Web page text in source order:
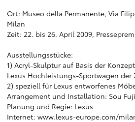
Ort: Museo della Permanente, Via
Milan
Zeit: 22. bis 26. April 2009,
Ausstellungsstücke:
1) Acryl-Skulptur auf Basis der
Lexus Hochleistungs-Sportwagen der
2) speziell für Lexus entworfenes
Arrangement und Installation: Sou
Planung und Regie: Lexus
Internet: www.lexus-europe.com/